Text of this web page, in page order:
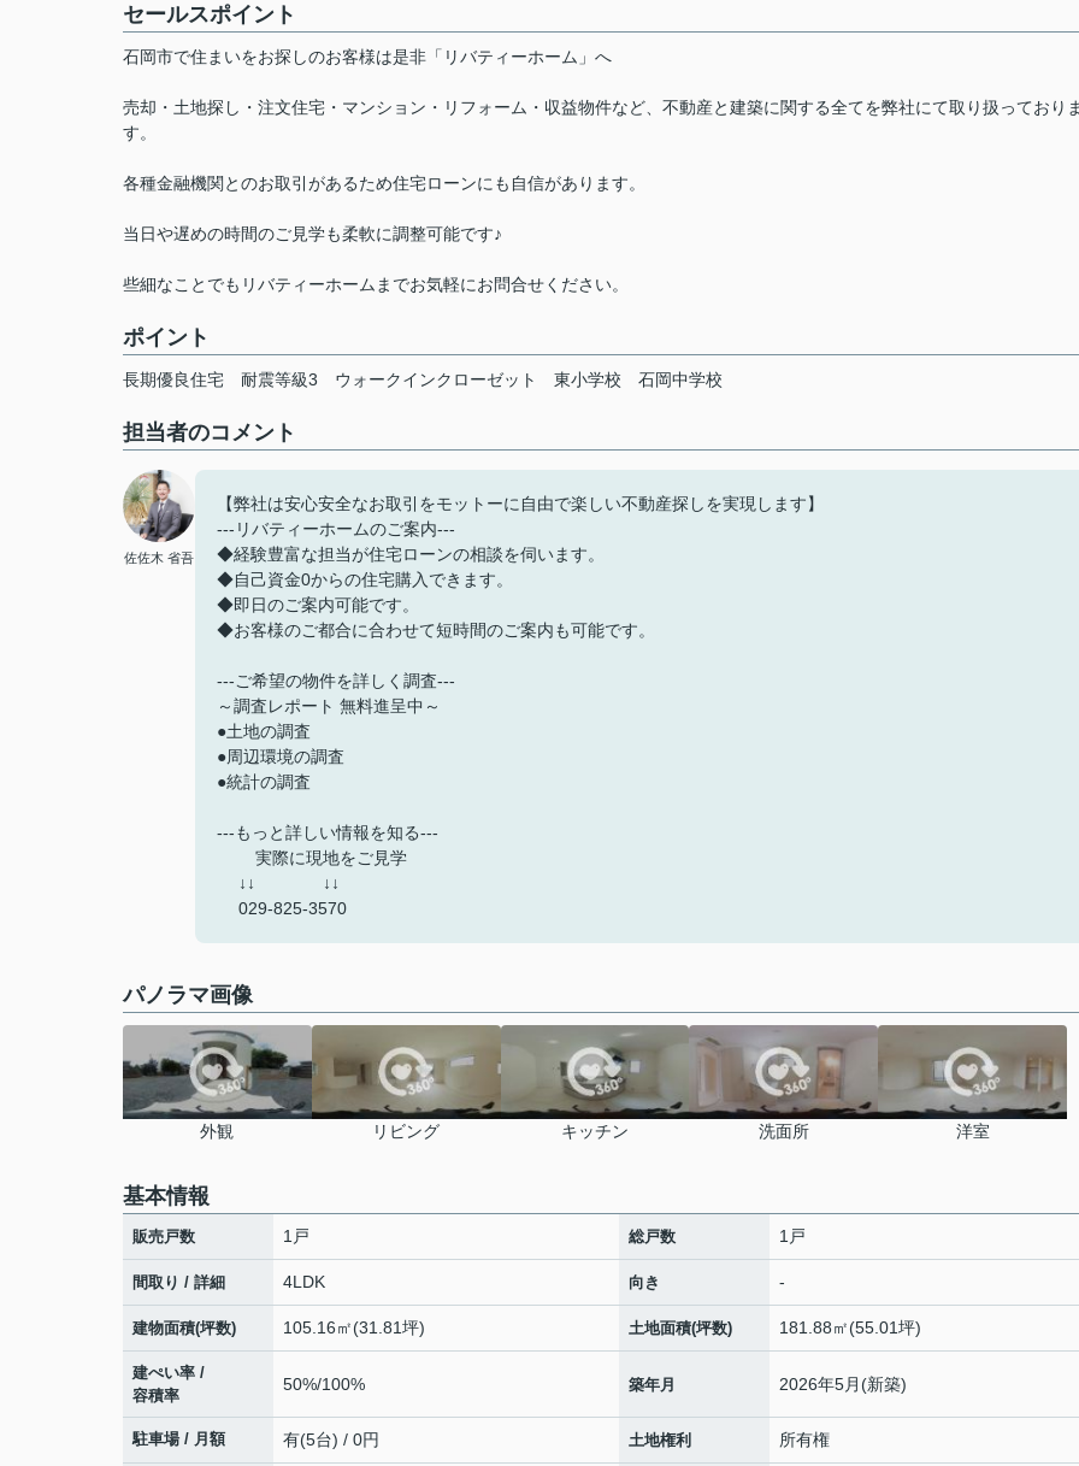
セールスポイント
石岡市で住まいをお探しのお客様は是非「リバティーホーム」へ
売却・土地探し・注文住宅・マンション・リフォーム・収益物件など、不動産と建築に関する全てを弊社にて取り扱っており
す。
各種金融機関とのお取引があるため住宅ローンにも自信があります。
当日や遅めの時間のご見学も柔軟に調整可能です♪
些細なことでもリバティーホームまでお気軽にお問合せください。
ポイント
長期優良住宅 耐震等級3 ウォークインクローゼット 東小学校 石岡中学校
担当者のコメント
佐佐木 省吾
【弊社は安心安全なお取引をモットーに自由で楽しい不動産探しを実現します】
---リバティーホームのご案内---
◆経験豊富な担当が住宅ローンの相談を伺います。
◆自己資金0からの住宅購入できます。
◆即日のご案内可能です。
◆お客様のご都合に合わせて短時間のご案内も可能です。
---ご希望の物件を詳しく調査---
～調査レポート 無料進呈中～
●土地の調査
●周辺環境の調査
●統計の調査
---もっと詳しい情報を知る---
実際に現地をご見学
↓↓ ↓↓
029-825-3570
パノラマ画像
外観 リビング キッチン 洗面所 洋室
基本情報
販売戸数 1戸 総戸数 1戸
間取り / 詳細 4LDK 向き -
建物面積(坪数) 105.16㎡(31.81坪) 土地面積(坪数) 181.88㎡(55.01坪)
建ぺい率 /
容積率
50%/100% 築年月 2026年5月(新築)
駐車場 / 月額 有(5台) / 0円 土地権利 所有権